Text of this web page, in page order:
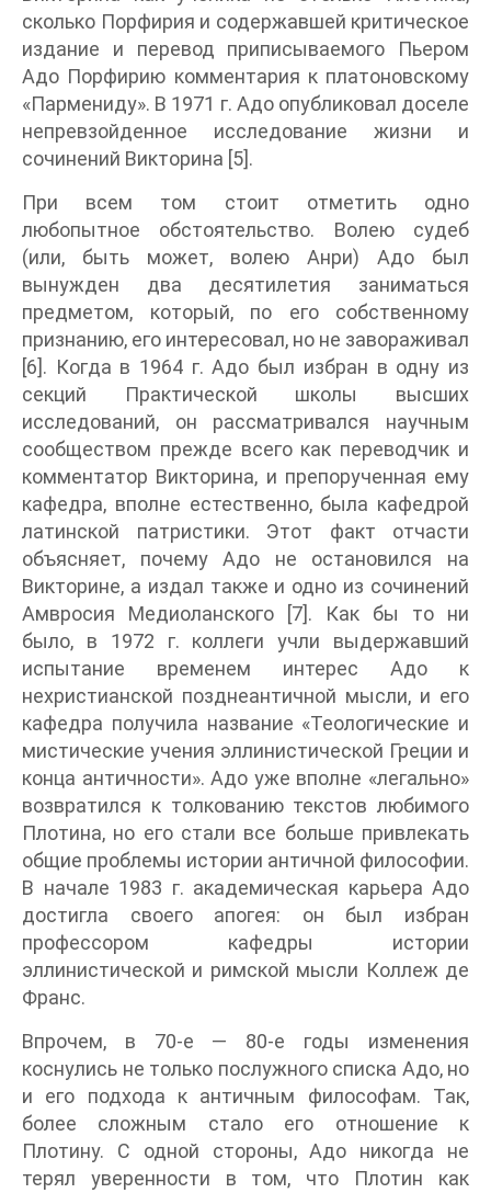
сколько Порфирия и содержавшей критическое
издание и перевод приписываемого Пьером
Адо Порфирию комментария к платоновскому
«Пармениду». В 1971 г. Адо опубликовал доселе
непревзойденное исследование жизни и
сочинений Викторина [5].
При всем том стоит отметить одно
любопытное обстоятельство. Волею судеб
(или, быть может, волею Анри) Адо был
вынужден два десятилетия заниматься
предметом, который, по его собственному
признанию, его интересовал, но не завораживал
[6]. Когда в 1964 г. Адо был избран в одну из
секций Практической школы высших
исследований, он рассматривался научным
сообществом прежде всего как переводчик и
комментатор Викторина, и препорученная ему
кафедра, вполне естественно, была кафедрой
латинской патристики. Этот факт отчасти
объясняет, почему Адо не остановился на
Викторине, а издал также и одно из сочинений
Амвросия Медиоланского [7]. Как бы то ни
было, в 1972 г. коллеги учли выдержавший
испытание временем интерес Адо к
нехристианской позднеантичной мысли, и его
кафедра получила название «Теологические и
мистические учения эллинистической Греции и
конца античности». Адо уже вполне «легально»
возвратился к толкованию текстов любимого
Плотина, но его стали все больше привлекать
общие проблемы истории античной философии.
В начале 1983 г. академическая карьера Адо
достигла своего апогея: он был избран
профессором кафедры истории
эллинистической и римской мысли Коллеж де
Франс.
Впрочем, в 70-е — 80-е годы изменения
коснулись не только послужного списка Адо, но
и его подхода к античным философам. Так,
более сложным стало его отношение к
Плотину. С одной стороны, Адо никогда не
терял уверенности в том, что Плотин как